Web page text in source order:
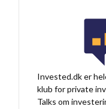
Invested.dk er
klub for private
Talks om